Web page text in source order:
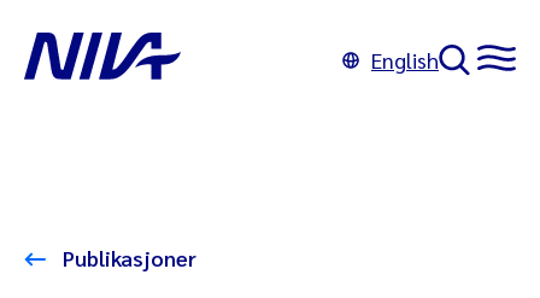
English
Publikasjoner